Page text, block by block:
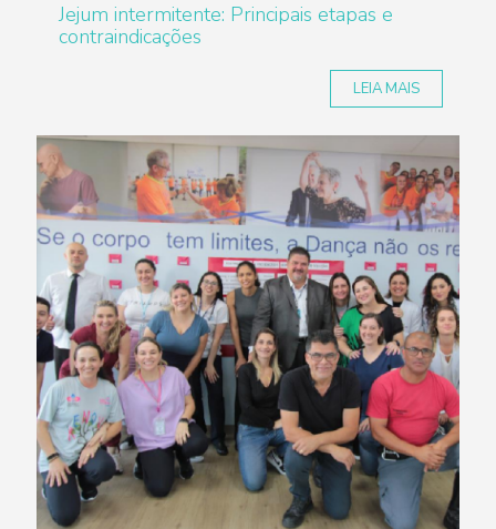
Jejum intermitente: Principais etapas e
contraindicações
LEIA MAIS